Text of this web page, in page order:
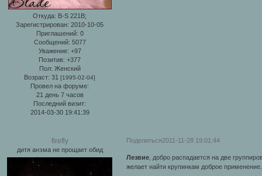
Откуда: B-S 221B;
Зарегистрирован: 2010-10-05
Приглашений: 0
Сообщений: 5077
Уважение: +97
Позитив: +377
Пол: Женский
Возраст: 31[1995-02-04]
Провел на форуме:
21 день 7 часов
Последний визит:
2014-03-30 19:41:39
Поделиться2011-11-28 19:01:44
firefly
дитя анэма не прощает обид
Лезвие, добро распадается на две
желает найти крупинкам доброе применение.